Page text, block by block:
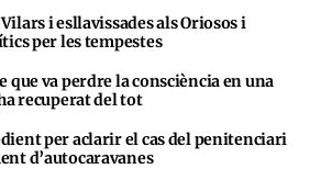
i esllavissades als Oriosos i
per les tempestes
que va perdre la consciència en una
recuperat del tot
per aclarir el cas del penitenciari
d’autocaravanes